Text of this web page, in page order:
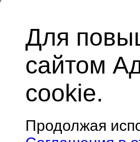
Для
сайтом
cookie.
Продолжая